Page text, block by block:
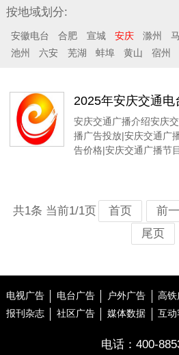
按地域划分:
安徽电台 合肥 宣城 安庆 滁州
池州
六安 芜湖 蚌埠 黄山 宿州
2025年安庆交通电
安庆交通广播介绍安庆
播广告投放|安庆交通广
告价格|安庆交通广播节
共1条 当前1/1页 首页 前
尾页
电视广告 电台广告 户外广告 高铁
报刊杂志
社区广告 媒体数据 互动
电话： 400-